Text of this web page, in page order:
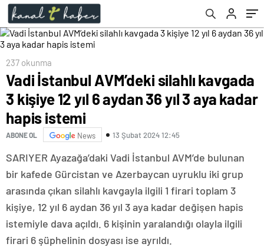
istemi
237 okunma
Vadi İstanbul AVM’deki silahlı kavgada
3 kişiye 12 yıl 6 aydan 36 yıl 3 aya kadar
hapis istemi
ABONE OL News 13 Şubat 2024 12:45
SARIYER Ayazağa’daki Vadi İstanbul AVM’de bulunan
bir kafede Gürcistan ve Azerbaycan uyruklu iki grup
arasında çıkan silahlı kavgayla ilgili 1 firari toplam 3
kişiye, 12 yıl 6 aydan 36 yıl 3 aya kadar değişen hapis
istemiyle dava açıldı. 6 kişinin yaralandığı olayla ilgili
firari 6 şüphelinin dosyası ise ayrıldı.